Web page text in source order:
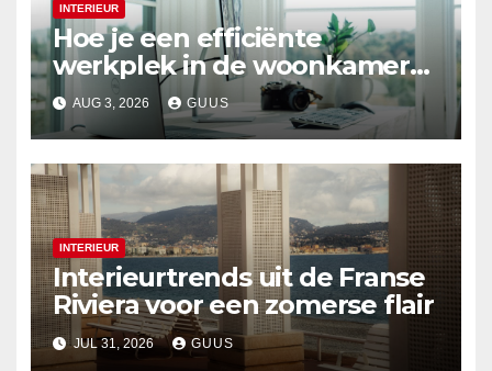
INTERIEUR
Hoe je een efficiënte
werkplek in de woonkamer
creëert
AUG 3, 2026 GUUS
INTERIEUR
Interieurtrends uit de Franse
Riviera voor een zomerse flair
JUL 31, 2026 GUUS